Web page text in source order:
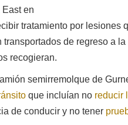
en
tratamiento por lesiones
transportados de regreso a
recogieran.
semirremolque de
que incluían no reducir
de conducir y no tener